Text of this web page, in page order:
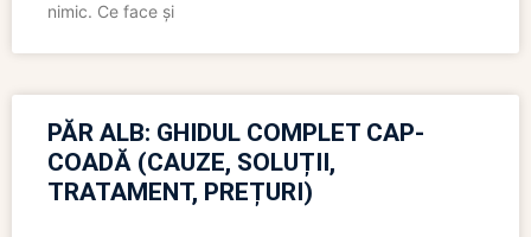
nimic. Ce face și
PĂR ALB: GHIDUL COMPLET CAP-
COADĂ (CAUZE, SOLUȚII,
TRATAMENT, PREȚURI)